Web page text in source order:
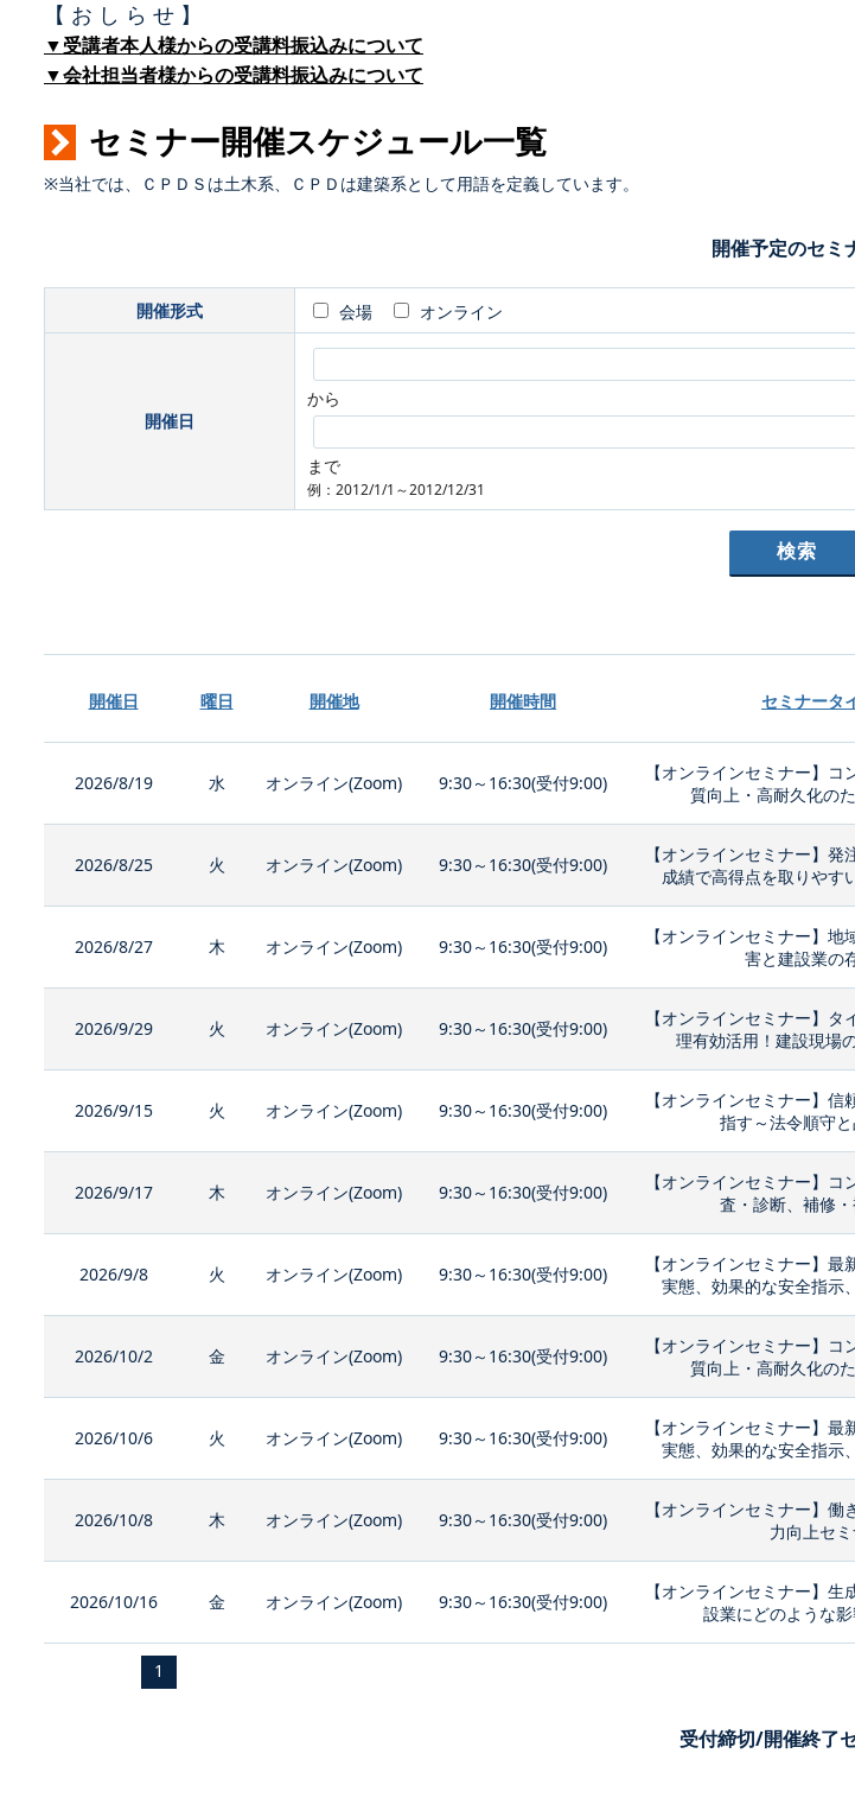
【 お し ら せ 】
▼受講者本人様からの受講料振込みについて
▼会社担当者様からの受講料振込みについて
セミナー開催スケジュール一覧
※当社では、ＣＰＤＳは土木系、ＣＰＤは建築系として用語を定義しています。
開催予定のセミ
開催形式 会場 オンライン
開催日
から
まで
例：2012/1/1～2012/12/31
開催日 曜日 開催地 開催時間 セミナータ
2026/8/19 水 オンライン(Zoom) 9:30～16:30(受付9:00)
【オンラインセミナー】
質向上・高耐久化の
2026/8/25 火 オンライン(Zoom) 9:30～16:30(受付9:00)
【オンラインセミナー】
成績で高得点を取りやす
2026/8/27 木 オンライン(Zoom) 9:30～16:30(受付9:00)
【オンラインセミナー】
害と建設業の
2026/9/29 火 オンライン(Zoom) 9:30～16:30(受付9:00)
【オンラインセミナー】
理有効活用！建設現場
2026/9/15 火 オンライン(Zoom) 9:30～16:30(受付9:00)
【オンラインセミナー】
指す～法令順守
2026/9/17 木 オンライン(Zoom) 9:30～16:30(受付9:00)
【オンラインセミナー】
査・診断、補修
2026/9/8 火 オンライン(Zoom) 9:30～16:30(受付9:00)
【オンラインセミナー】
実態、効果的な安全指示
2026/10/2 金 オンライン(Zoom) 9:30～16:30(受付9:00)
【オンラインセミナー】
質向上・高耐久化の
2026/10/6 火 オンライン(Zoom) 9:30～16:30(受付9:00)
【オンラインセミナー】
実態、効果的な安全指示
2026/10/8 木 オンライン(Zoom) 9:30～16:30(受付9:00)
【オンラインセミナー】
力向上セ
2026/10/16 金 オンライン(Zoom) 9:30～16:30(受付9:00)
【オンラインセミナー】
設業にどのような
1
受付締切/開催終了